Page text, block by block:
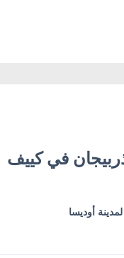
في كييف
أوديسا